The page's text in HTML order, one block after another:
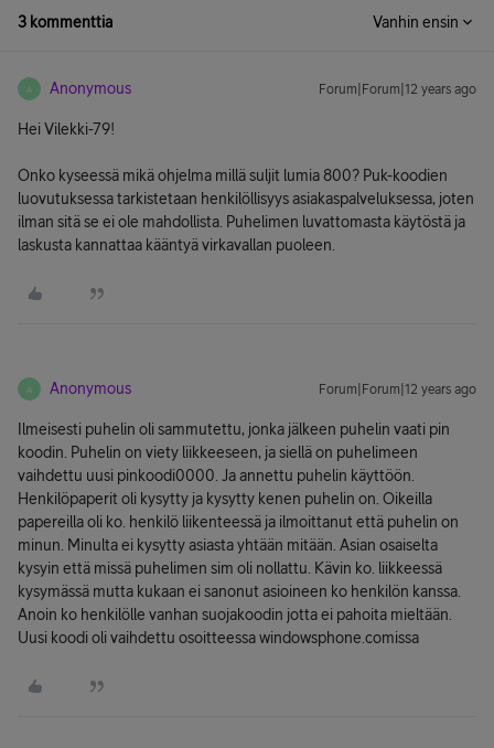
3 kommenttia Vanhin ensin
A Anonymous Forum|Forum|12 years ago
Hei Vilekki-79!
Onko kyseessä mikä ohjelma millä suljit lumia 800? Puk-koodien
luovutuksessa tarkistetaan henkilöllisyys asiakaspalveluksessa, joten
ilman sitä se ei ole mahdollista. Puhelimen luvattomasta käytöstä ja
laskusta kannattaa kääntyä virkavallan puoleen.
A Anonymous Forum|Forum|12 years ago
Ilmeisesti puhelin oli sammutettu, jonka jälkeen puhelin vaati pin
koodin. Puhelin on viety liikkeeseen, ja siellä on puhelimeen
vaihdettu uusi pinkoodi0000. Ja annettu puhelin käyttöön.
Henkilöpaperit oli kysytty ja kysytty kenen puhelin on. Oikeilla
papereilla oli ko. henkilö liikenteessä ja ilmoittanut että puhelin on
minun. Minulta ei kysytty asiasta yhtään mitään. Asian osaiselta
kysyin että missä puhelimen sim oli nollattu. Kävin ko. liikkeessä
kysymässä mutta kukaan ei sanonut asioineen ko henkilön kanssa.
Anoin ko henkilölle vanhan suojakoodin jotta ei pahoita mieltään.
Uusi koodi oli vaihdettu osoitteessa windowsphone.comissa